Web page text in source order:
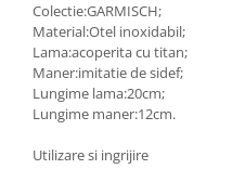
Colectie:GARMISCH;
Material:Otel inoxidabil;
Lama:acoperita cu titan;
Maner:imitatie de sidef;
Lungime lama:20cm;
Lungime maner:12cm.
Utilizare si ingrijire